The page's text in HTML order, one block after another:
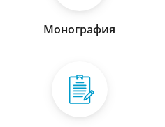
Монография